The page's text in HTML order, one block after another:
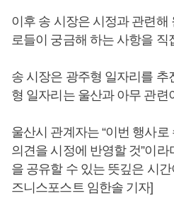
이후 송 시장은 시정과 관련해
로들이 궁금해 하는 사항을 직
송 시장은 광주형 일자리를 추
형 일자리는 울산과 아무 관련
울산시 관계자는 “이번 행사로
의견을 시정에 반영할 것”이
을 공유할 수 있는 뜻깊은 시간
즈니스포스트 임한솔 기자]